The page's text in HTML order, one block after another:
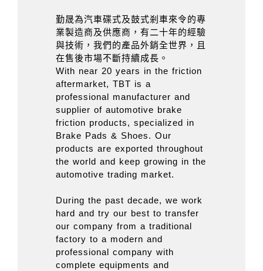
勤晟為汽車碟式及鼓式剎車來令的專
業製造商及供應商，有二十年的經驗
與技術，我們的產品外銷全世界，且
在售後市場不斷持續成長。
With near 20 years in the friction
aftermarket, TBT is a
professional manufacturer and
supplier of automotive brake
friction products, specialized in
Brake Pads & Shoes. Our
products are exported throughout
the world and keep growing in the
automotive trading market.
During the past decade, we work
hard and try our best to transfer
our company from a traditional
factory to a modern and
professional company with
complete equipments and